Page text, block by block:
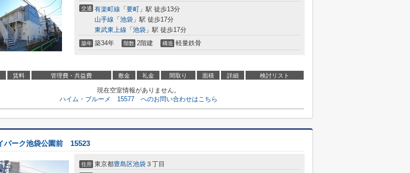
交通 有楽町線 「 要町 」駅 徒歩13分
山手線 「 池袋 」駅 徒歩17分
東武東上線 「 池袋 」駅 徒歩17分
築年 築34年 階数 2階建 構造 軽量鉄骨
賃料 管理費・共益費 敷金 礼金 間取り 面積 詳細 検討リスト
現在空室情報がありません。
ハイム・ブルーメ 15577 へのお問い合わせはこちら
パーク池袋公園前 15523
住所 東京都豊島区池袋 ３丁目